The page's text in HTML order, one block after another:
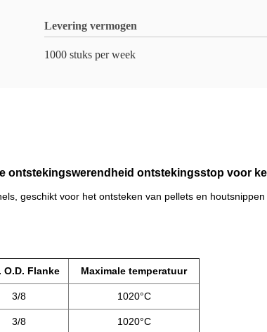
Levering vermogen
1000 stuks per week
ontstekingswerendheid ontstekingsstop voor
geschikt voor het ontsteken van pellets en
O.D. Flanke Maximale temperatuur
3/8 1020°C
3/8 1020°C